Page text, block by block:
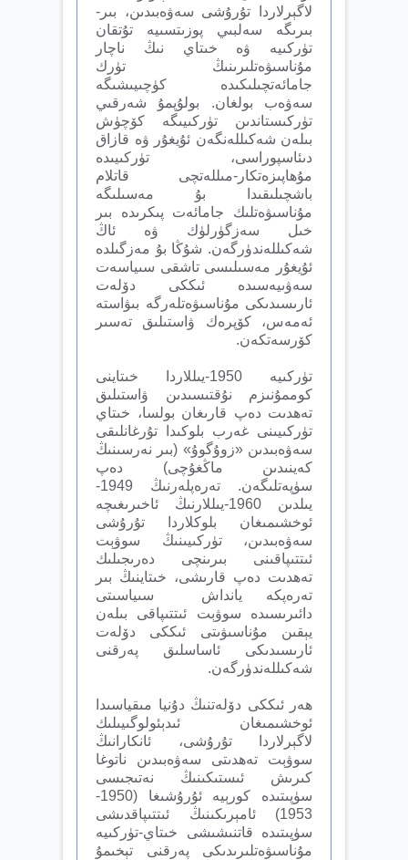
لاگېرلاردا تۇرۇشى سەۋەبىدىن، بىر-
بىرىگە سەلبىي پوزىتسىيە تۇتقان
تۈركىيە ۋە خىتاي نىڭ ناچار
مۇناسىۋەتلىرىنىڭ تۈرك
جامائەتچىلىكىدە كۈچىيىشىگە
سەۋەب بولغان. بولۇپمۇ شەرقىي
تۈركىستاندىن تۈركىيىگە كۆچۈش
بىلەن شەكىللەنگەن ئۇيغۇر ۋە قازاق
دىئاسپوراسى، تۈركىيىدە
مۇھاپىزەتكار-مىللەتچى قاتلام
باشچىلىقىدا بۇ مەسىلىگە
مۇناسىۋەتلىك جامائەت پىكرىدە بىر
خىل سەزگۈرلۈك ۋە ئاڭ
شەكىللەندۈرگەن. شۇڭا بۇ مەزگىلدە
ئۇيغۇر مەسىلىسى تاشقى سىياسەت
سەۋىيەسىدە ئىككى دۆلەت
ئارىسىدىكى مۇناسىۋەتلەرگە بىۋاستە
ئەمەس، كۆپرەك ۋاستىلىق تەسىر
كۆرسەتكەن.
تۈركىيە 1950-يىللاردا خىتاينى
كوممۇنىزم نۇقتىسىدىن ۋاستىلىق
تەھدىت دەپ قارىغان بولسا، خىتاي
تۈركىيىنى غەرب بلوكىدا تۇرغانلىقى
سەۋەبىدىن «زوۇگوۇ» (بىر نەرسىنىڭ
كەينىدىن ماڭغۇچى) دەپ
سۈپەتلىگەن. تەرەپلەرنىڭ 1949-
يىلدىن 1960-يىللارنىڭ ئاخىرىغىچە
ئوخشىمىغان بلوكلاردا تۇرۇشى
سەۋەبىدىن، تۈركىيىنىڭ سوۋېت
ئىتتىپاقىنى بىرىنچى دەرىجىلىك
تەھدىت دەپ قارىشى، خىتاينىڭ بىر
تەرەپكە يانداش سىياسىتى
دائىرىسىدە سوۋېت ئىتتىپاقى بىلەن
يېقىن مۇناسىۋىتى ئىككى دۆلەت
ئارىسىدىكى ئاساسلىق پەرقنى
شەكىللەندۈرگەن.
ھەر ئىككى دۆلەتنىڭ دۇنيا مىقياسىدا
ئوخشىمىغان ئىدېئولوگىيىلىك
لاگېرلاردا تۇرۇشى، ئانكارانىڭ
سوۋېت تەھدىتى سەۋەبىدىن ناتوغا
كىرىش ئىستىكىنىڭ نەتىجىسى
سۈپىتىدە كورېيە ئۇرۇشىغا (1950-
1953) ئامېرىكىنىڭ ئىتتىپاقدىشى
سۈپىتىدە قاتنىشىشى خىتاي-تۈركىيە
مۇناسىۋەتلىرىدىكى پەرقنى تېخىمۇ